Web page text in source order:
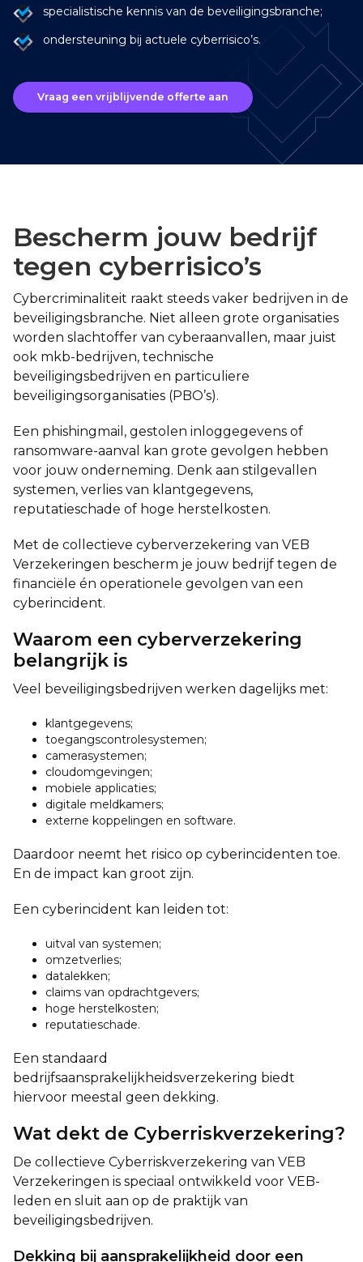
specialistische kennis van de beveiligingsbranche;
ondersteuning bij actuele cyberrisico’s.
Vraag een vrijblijvende offerte aan
Bescherm jouw bedrijf
tegen cyberrisico’s
Cybercriminaliteit raakt steeds vaker bedrijven in de
beveiligingsbranche. Niet alleen grote organisaties
worden slachtoffer van cyberaanvallen, maar juist
ook mkb-bedrijven, technische
beveiligingsbedrijven en particuliere
beveiligingsorganisaties (PBO’s).
Een phishingmail, gestolen inloggegevens of
ransomware-aanval kan grote gevolgen hebben
voor jouw onderneming. Denk aan stilgevallen
systemen, verlies van klantgegevens,
reputatieschade of hoge herstelkosten.
Met de collectieve cyberverzekering van VEB
Verzekeringen bescherm je jouw bedrijf tegen de
financiële én operationele gevolgen van een
cyberincident.
Waarom een cyberverzekering
belangrijk is
Veel beveiligingsbedrijven werken dagelijks met:
klantgegevens;
toegangscontrolesystemen;
camerasystemen;
cloudomgevingen;
mobiele applicaties;
digitale meldkamers;
externe koppelingen en software.
Daardoor neemt het risico op cyberincidenten toe.
En de impact kan groot zijn.
Een cyberincident kan leiden tot:
uitval van systemen;
omzetverlies;
datalekken;
claims van opdrachtgevers;
hoge herstelkosten;
reputatieschade.
Een standaard
bedrijfsaansprakelijkheidsverzekering biedt
hiervoor meestal geen dekking.
Wat dekt de Cyberriskverzekering?
De collectieve Cyberriskverzekering van VEB
Verzekeringen is speciaal ontwikkeld voor VEB-
leden en sluit aan op de praktijk van
beveiligingsbedrijven.
Dekking bij aansprakelijkheid door een